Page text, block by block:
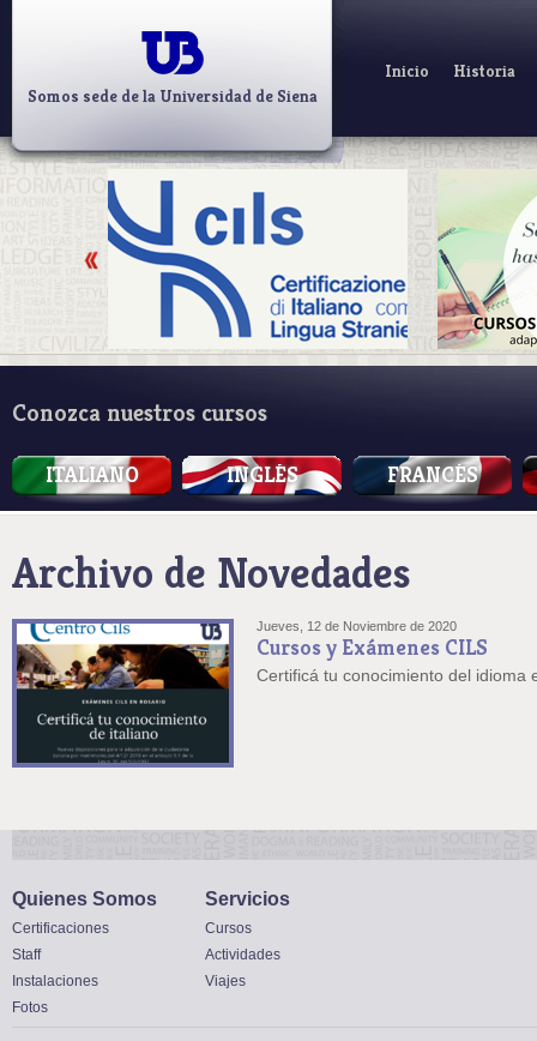
Somos sede de la Universidad de Siena
Inicio Historia
Conozca nuestros cursos
ITALIANO INGLÉS FRANCÉS
Archivo de Novedades
Jueves, 12 de Noviembre de 2020
Cursos y Exámenes CILS
Certificá tu conocimiento del idioma
Quienes Somos
Certificaciones
Staff
Instalaciones
Fotos
Servicios
Cursos
Actividades
Viajes